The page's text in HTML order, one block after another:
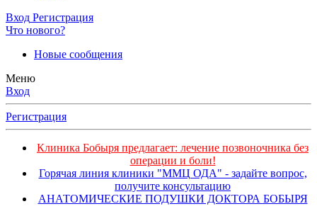
Вход Регистрация
Что нового?
Новые сообщения
Меню
Вход
Регистрация
Клиника Бобыря предлагает: лечение позвоночника без
операции и боли!
Горячая линия клиники "ММЦ ОДА" - задайте вопрос,
получите консультацию
АНАТОМИЧЕСКИЕ ПОДУШКИ ДОКТОРА БОБЫРЯ